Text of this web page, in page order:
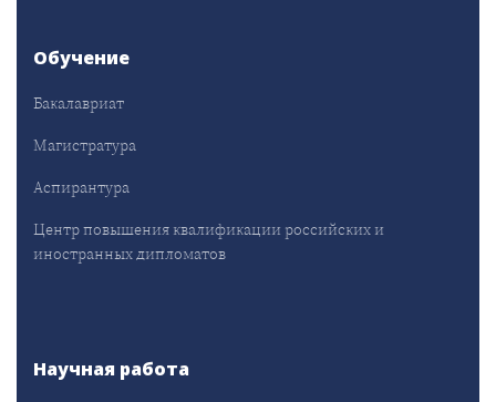
Обучение
Бакалавриат
Магистратура
Аспирантура
Центр повышения квалификации российских и
иностранных дипломатов
Научная работа